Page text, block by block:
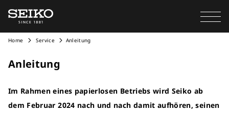
Home Service Anleitung
Anleitung
Im Rahmen eines papierlosen Betriebs wird Seiko ab
dem Februar 2024 nach und nach damit aufhören, seinen